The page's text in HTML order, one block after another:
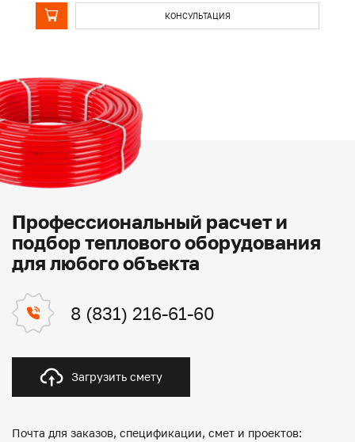
КОНСУЛЬТАЦИЯ
Профессиональный расчет и
подбор теплового оборудования
для любого объекта
8 (831) 216-61-60
Загрузить смету
Почта для заказов, спецификации, смет и проектов: